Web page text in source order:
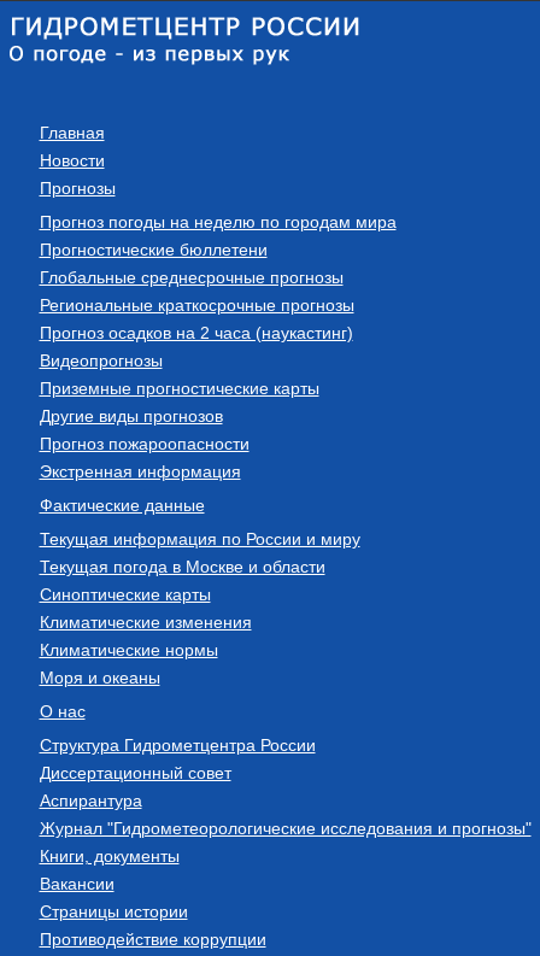
Главная
Новости
Прогнозы
Прогноз погоды на неделю по городам мира
Прогностические бюллетени
Глобальные среднесрочные прогнозы
Региональные краткосрочные прогнозы
Прогноз осадков на 2 часа (наукастинг)
Видеопрогнозы
Приземные прогностические карты
Другие виды прогнозов
Прогноз пожароопасности
Экстренная информация
Фактические данные
Текущая информация по России и миру
Текущая погода в Москве и области
Синоптические карты
Климатические изменения
Климатические нормы
Моря и океаны
О нас
Структура Гидрометцентра России
Диссертационный совет
Аспирантура
Журнал "Гидрометеорологические исследования и прогнозы"
Книги, документы
Вакансии
Страницы истории
Противодействие коррупции